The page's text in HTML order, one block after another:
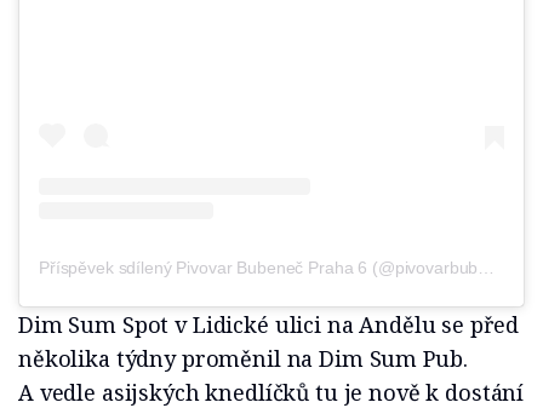
Dim Sum Spot v Lidické ulici na Andělu se před
několika týdny proměnil na Dim Sum Pub.
A vedle asijských knedlíčků tu je nově k dostání